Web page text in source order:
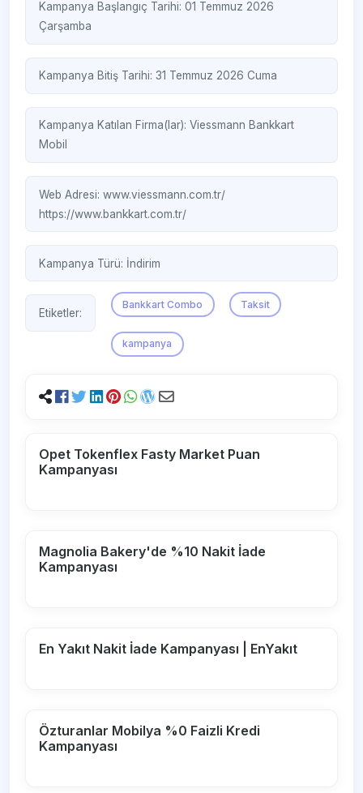
Kampanya Başlangıç Tarihi: 01 Temmuz 2026
Çarşamba
Kampanya Bitiş Tarihi: 31 Temmuz 2026 Cuma
Kampanya Katılan Firma(lar):Viessmann Bankkart
Mobil
Web Adresi:www.viessmann.com.tr/
https://www.bankkart.com.tr/
Kampanya Türü: İndirim
Etiketler:
Bankkart Combo Taksit
kampanya
Opet Tokenflex Fasty Market Puan
Kampanyası
Magnolia Bakery'de %10 Nakit İade
Kampanyası
En Yakıt Nakit İade Kampanyası | EnYakıt
Özturanlar Mobilya %0 Faizli Kredi
Kampanyası